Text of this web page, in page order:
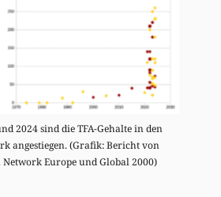
2024 sind die TFA-Gehalte in den
angestiegen. (Grafik: Bericht von
Network Europe und Global 2000)